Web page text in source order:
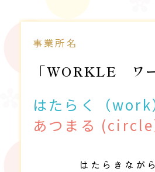
事業所名
「WORKLE ワー
はたらく（work
あつまる (circle
はたらきなが